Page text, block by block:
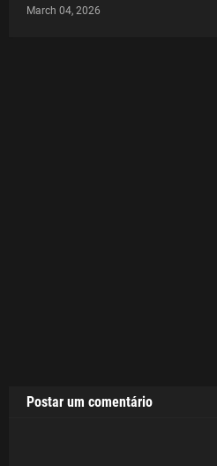
March 04, 2026
Postar um comentário